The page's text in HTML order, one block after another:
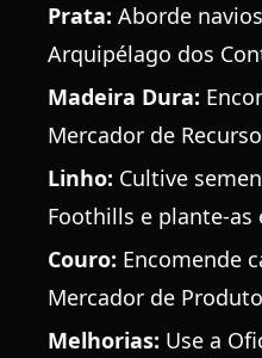
Prata: Aborde
Arquipélago dos
Madeira Dura:
Mercador de
Linho: Cultive
Foothills e plante-as
Couro: Encomende
Mercador de
Melhorias: Use a